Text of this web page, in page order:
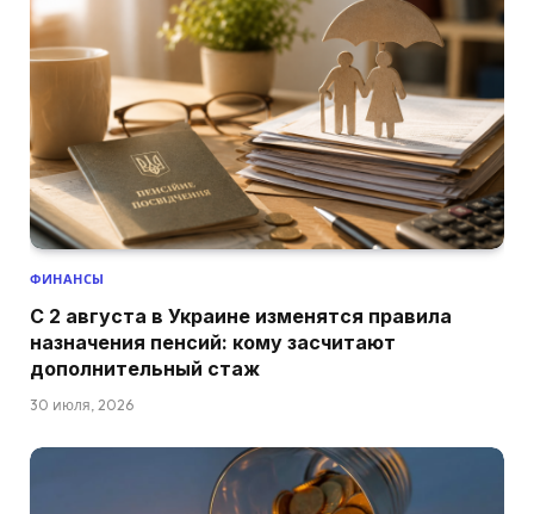
ФИНАНСЫ
С 2 августа в Украине изменятся правила
назначения пенсий: кому засчитают
дополнительный стаж
30 июля, 2026